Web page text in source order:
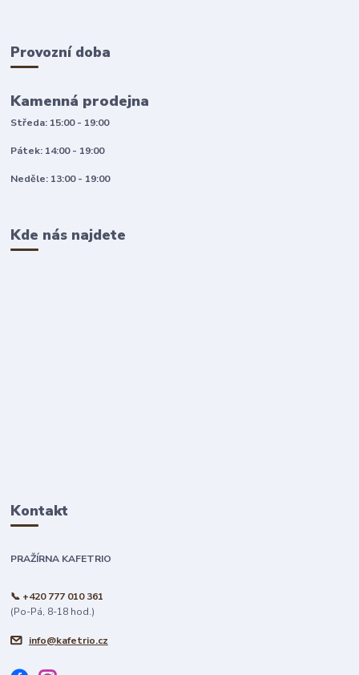
Provozní doba
Kamenná prodejna
Středa: 15:00 - 19:00
Pátek: 14:00 - 19:00
Neděle: 13:00 - 19:00
Kde nás najdete
Kontakt
PRAŽÍRNA KAFETRIO
📞 +420 777 010 361
(Po-Pá, 8-18 hod.)
info@kafetrio.cz